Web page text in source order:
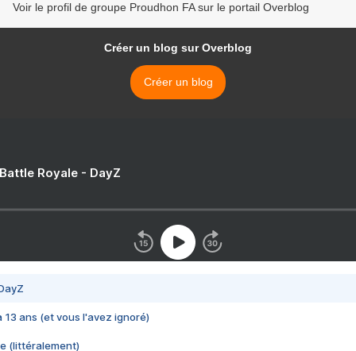
Voir le profil de groupe Proudhon FA sur le portail Overblog
Créer un blog sur Overblog
Créer un blog
Royale - DayZ
13 ans (et vous l'avez ignoré)
(littéralement)